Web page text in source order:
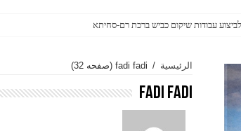
الرئيسية /
fadi fadi (صفحه 32)
fadi fadi